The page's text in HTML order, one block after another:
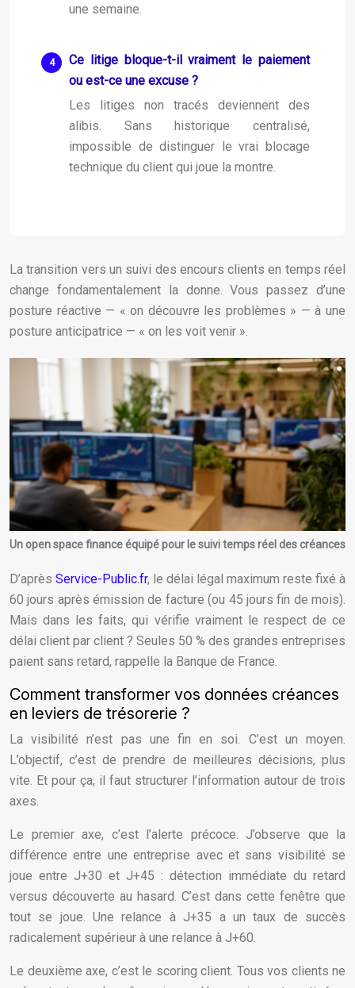
une semaine.
Ce litige bloque-t-il vraiment le paiement
ou est-ce une excuse ?
Les litiges non tracés deviennent des
alibis. Sans historique centralisé,
impossible de distinguer le vrai blocage
technique du client qui joue la montre.
La transition vers un suivi des encours clients en temps réel
change fondamentalement la donne. Vous passez d’une
posture réactive — « on découvre les problèmes » — à une
posture anticipatrice — « on les voit venir ».
Un open space finance équipé pour le suivi temps réel des créances
D’après Service-Public.fr, le délai légal maximum reste fixé à
60 jours après émission de facture (ou 45 jours fin de mois).
Mais dans les faits, qui vérifie vraiment le respect de ce
délai client par client ? Seules 50 % des grandes entreprises
paient sans retard, rappelle la Banque de France.
Comment transformer vos données créances
en leviers de trésorerie ?
La visibilité n’est pas une fin en soi. C’est un moyen.
L’objectif, c’est de prendre de meilleures décisions, plus
vite. Et pour ça, il faut structurer l’information autour de trois
axes.
Le premier axe, c’est l’alerte précoce. J’observe que la
différence entre une entreprise avec et sans visibilité se
joue entre J+30 et J+45 : détection immédiate du retard
versus découverte au hasard. C’est dans cette fenêtre que
tout se joue. Une relance à J+35 a un taux de succès
radicalement supérieur à une relance à J+60.
Le deuxième axe, c’est le scoring client. Tous vos clients ne